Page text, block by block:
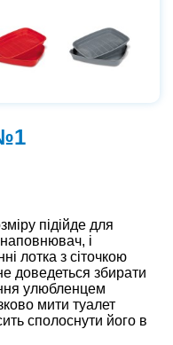
підійде для
і
лотка з сіточкою
доведеться збирати
улюбленцем
мити туалет
сполоснути його в